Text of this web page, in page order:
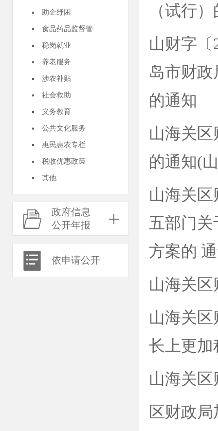
助企纾困
食品药品监督管
稳岗就业
养老服务
涉农补贴
社会救助
义务教育
公共文化服务
惠民惠农专栏
税收优惠政策
其他
政府信息
公开年报
依申请公开
（试行
山财字〔
岛市财
的通知
山海关
的通知(
山海关
五部门
方案的
山海关
山海关
长上更
山海关
区财政